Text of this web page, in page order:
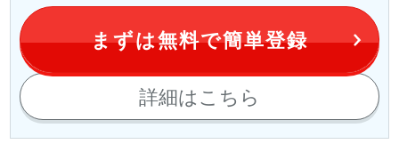
詳細はこちら
まずは無料で簡単登録